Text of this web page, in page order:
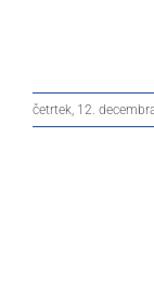
četrtek, 12.